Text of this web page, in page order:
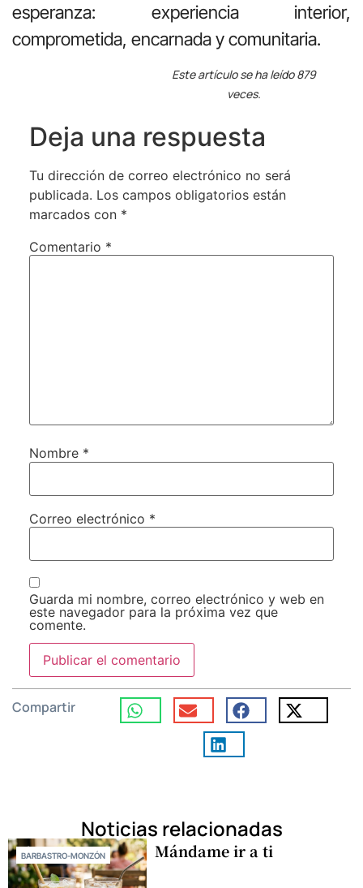
esperanza: experiencia interior,
comprometida, encarnada y comunitaria.
Este artículo se ha leído 879
veces.
Deja una respuesta
Tu dirección de correo electrónico no será
publicada. Los campos obligatorios están
marcados con *
Comentario *
Nombre *
Correo electrónico *
Guarda mi nombre, correo electrónico y web en
este navegador para la próxima vez que
comente.
Compartir
Noticias relacionadas
BARBASTRO-MONZÓN Mándame ir a ti